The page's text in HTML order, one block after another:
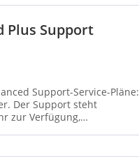
Plus Support
Support-Service-Pläne:
Der Support steht
zur Verfügung,